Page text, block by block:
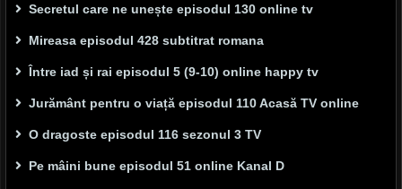
Secretul care ne unește episodul 130 online tv
Mireasa episodul 428 subtitrat romana
Între iad și rai episodul 5 (9-10) online happy tv
Jurământ pentru o viață episodul 110 Acasă TV online
O dragoste episodul 116 sezonul 3 TV
Pe mâini bune episodul 51 online Kanal D